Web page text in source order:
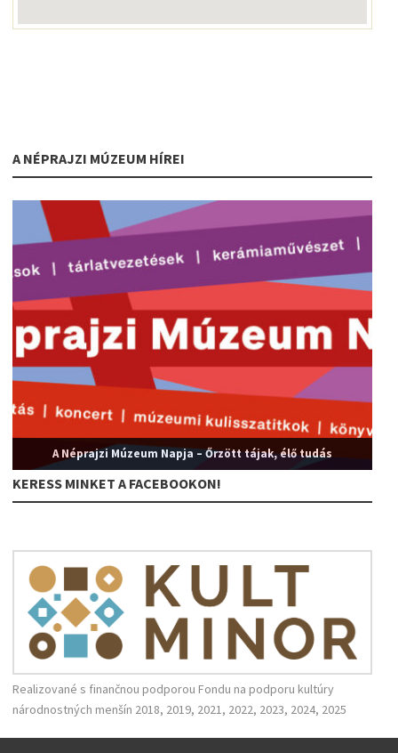
A NÉPRAJZI MÚZEUM HÍREI
A Néprajzi Múzeum Napja – Őrzött tájak, élő tudás
KERESS MINKET A FACEBOOKON!
Realizované s finančnou podporou Fondu na podporu kultúry
národnostných menšín 2018, 2019, 2021, 2022, 2023, 2024, 2025